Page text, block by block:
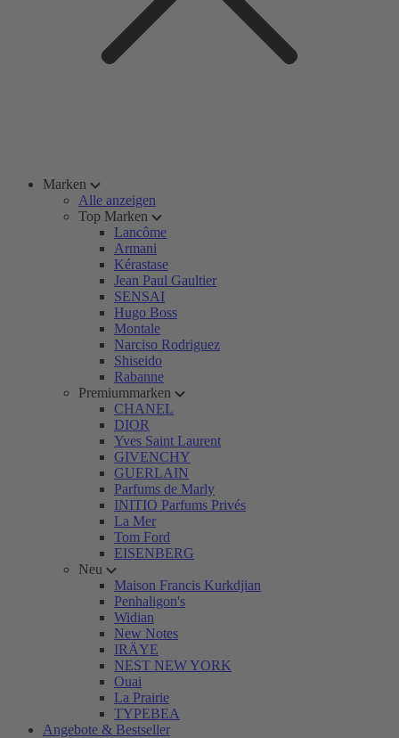
Marken
Alle anzeigen
Top Marken
Lancôme
Armani
Kérastase
Jean Paul Gaultier
SENSAI
Hugo Boss
Montale
Narciso Rodriguez
Shiseido
Rabanne
Premiummarken
CHANEL
DIOR
Yves Saint Laurent
GIVENCHY
GUERLAIN
Parfums de Marly
INITIO Parfums Privés
La Mer
Tom Ford
EISENBERG
Neu
Maison Francis Kurkdjian
Penhaligon's
Widian
New Notes
IRÄYE
NEST NEW YORK
Ouai
La Prairie
TYPEBEA
Angebote & Bestseller